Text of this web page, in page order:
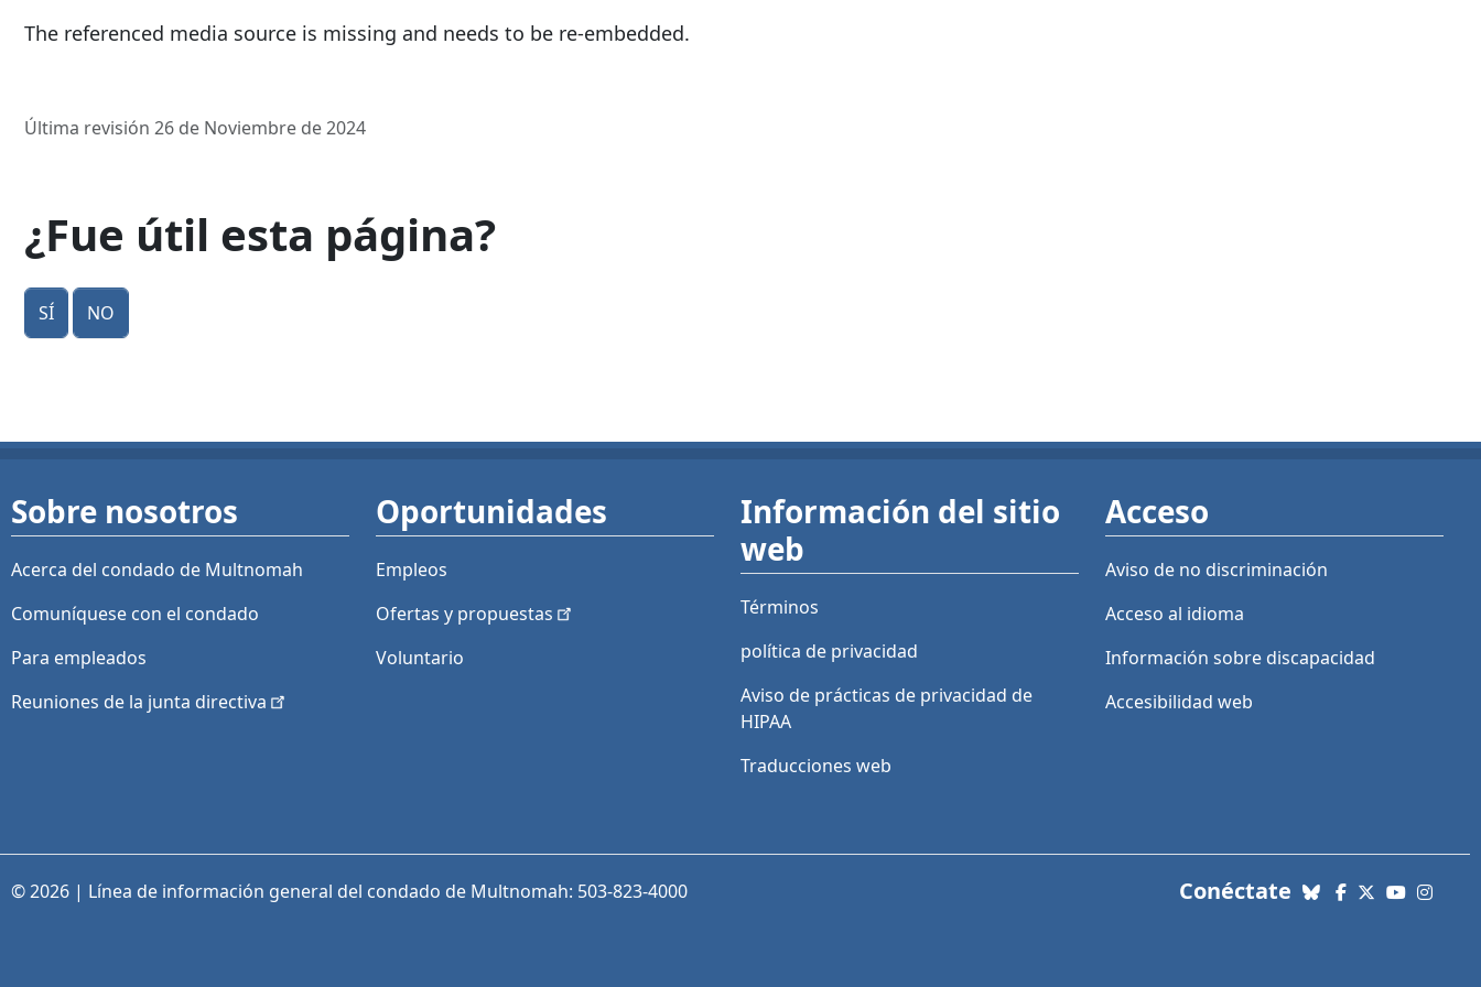
The referenced media source is missing and needs to be re-embedded.
Última revisión 26 de Noviembre de 2024
¿Fue útil esta página?
Sí No
Sobre nosotros
Acerca del condado de Multnomah
Comuníquese con el condado
Para empleados
Reuniones de la junta directiva
Oportunidades
Empleos
Ofertas y propuestas
Voluntario
Información del sitio
web
Términos
política de privacidad
Aviso de prácticas de privacidad de
HIPAA
Traducciones web
Acceso
Aviso de no discriminación
Acceso al idioma
Información sobre discapacidad
Accesibilidad web
© 2026 | Línea de información general del condado de Multnomah: 503-823-4000 Conéctatecon nosotros.
Bluesky
Facebook
X (Twitter)
YouTube